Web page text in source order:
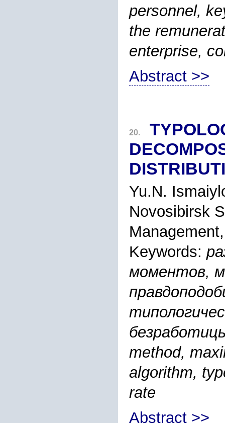
personnel,
the
enterprise,
Abstract >>
20.
Yu.N.
Novosibirsk
Keywords:
моментов,
method,
algorithm,
rate
Abstract >>